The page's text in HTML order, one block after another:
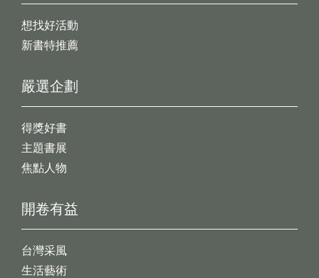
想找好活動
新書特推薦
開卷有益
台灣采風
生活藝術
嚴選企劃
得獎好書
主題書展
焦點人物